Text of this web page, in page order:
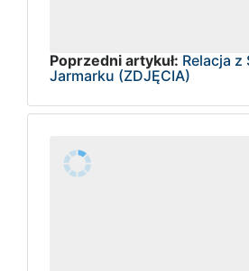
Poprzedni artykuł: Relacja z
Jarmarku (ZDJĘCIA)